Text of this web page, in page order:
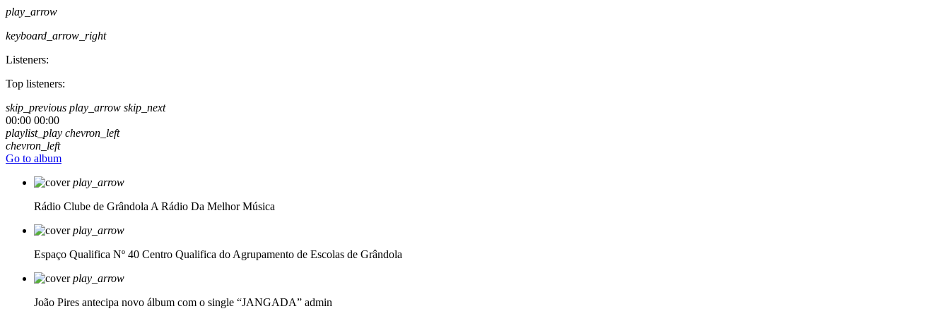
play_arrow
keyboard_arrow_right
Listeners:
Top listeners:
skip_previous play_arrow skip_next
00:00 00:00
playlist_play chevron_left
chevron_left
Go to album
play_arrow
Rádio Clube de Grândola A Rádio Da Melhor Música
play_arrow
Espaço Qualifica Nº 40 Centro Qualifica do Agrupamento de Escolas de Grândola
play_arrow
João Pires antecipa novo álbum com o single “JANGADA” admin